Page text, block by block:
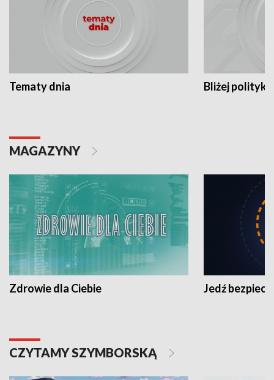
Tematy dnia Bliżej polityki
MAGAZYNY
Zdrowie dla Ciebie Jedź
CZYTAMY SZYMBORSKĄ